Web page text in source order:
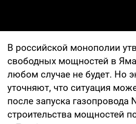
В российской монополии
свободных мощностей в
любом случае не будет. Но
уточняют, что ситуация
после запуска газопровода
строительства мощностей